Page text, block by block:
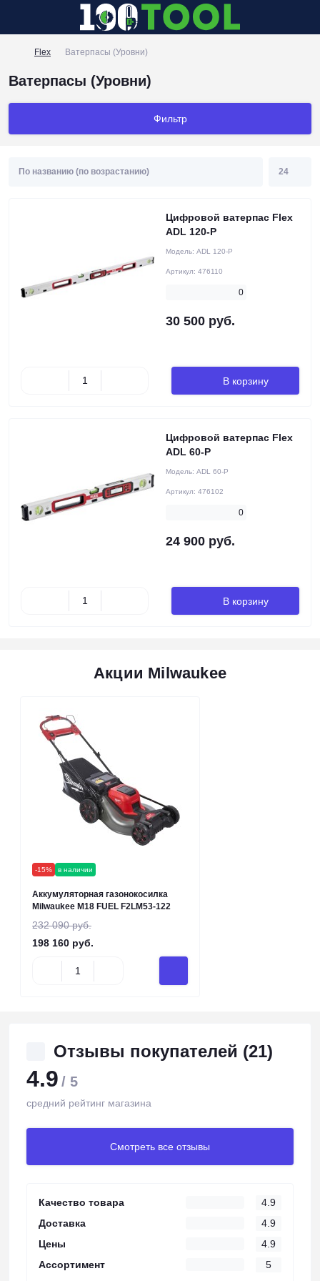
Flex Ватерпасы (Уровни)
Ватерпасы (Уровни)
Фильтр
Цифровой ватерпас Flex
ADL 120-P
Модель: ADL 120-P
Артикул: 476110
0
30 500 руб.
В корзину
Цифровой ватерпас Flex
ADL 60-P
Модель: ADL 60-P
Артикул: 476102
0
24 900 руб.
В корзину
Акции Milwaukee
-15% в наличии
Аккумуляторная газонокосилка
Milwaukee M18 FUEL F2LM53-122
232 090 руб.
198 160 руб.
Отзывы покупателей (21)
4.9 / 5
средний рейтинг магазина
Смотреть все отзывы
Качество товара
4.9
Доставка
4.9
Цены
4.9
Ассортимент
5